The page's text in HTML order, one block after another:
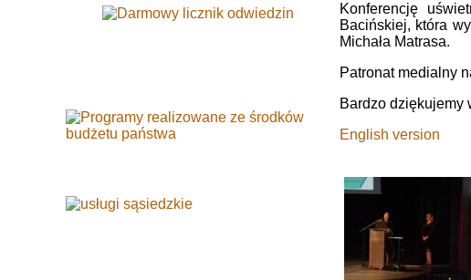
Konferencję
Bacińskiej, która
Michała Matrasa.
Patronat medialny
Bardzo dziękujemy
English version